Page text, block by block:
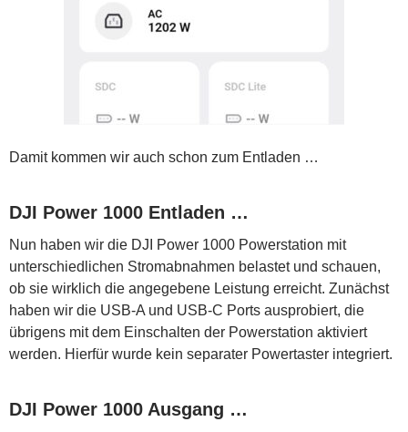
Damit kommen wir auch schon zum Entladen …
DJI Power 1000 Entladen …
Nun haben wir die DJI Power 1000 Powerstation mit
unterschiedlichen Stromabnahmen belastet und schauen,
ob sie wirklich die angegebene Leistung erreicht. Zunächst
haben wir die USB-A und USB-C Ports ausprobiert, die
übrigens mit dem Einschalten der Powerstation aktiviert
werden. Hierfür wurde kein separater Powertaster integriert.
DJI Power 1000 Ausgang …